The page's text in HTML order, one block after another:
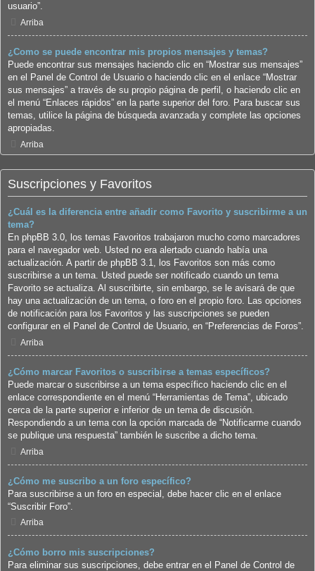
usuario”.
Arriba
¿Como se puede encontrar mis propios mensajes y temas?
Puede encontrar sus mensajes haciendo clic en “Mostrar sus mensajes”
en el Panel de Control de Usuario o haciendo clic en el enlace “Mostrar
sus mensajes” a través de su propio página de perfil, o haciendo clic en
el menú “Enlaces rápidos” en la parte superior del foro. Para buscar sus
temas, utilice la página de búsqueda avanzada y complete las opciones
apropiadas.
Arriba
Suscripciones y Favoritos
¿Cuál es la diferencia entre añadir como Favorito y suscribirme a un
tema?
En phpBB 3.0, los temas Favoritos trabajaron mucho como marcadores
para el navegador web. Usted no era alertado cuando había una
actualización. A partir de phpBB 3.1, los Favoritos son más como
suscribirse a un tema. Usted puede ser notificado cuando un tema
Favorito se actualiza. Al suscribirte, sin embargo, se le avisará de que
hay una actualización de un tema, o foro en el propio foro. Las opciones
de notificación para los Favoritos y las suscripciones se pueden
configurar en el Panel de Control de Usuario, en “Preferencias de Foros”.
Arriba
¿Cómo marcar Favoritos o suscribirse a temas específicos?
Puede marcar o suscribirse a un tema específico haciendo clic en el
enlace correspondiente en el menú “Herramientas de Tema”, ubicado
cerca de la parte superior e inferior de un tema de discusión.
Respondiendo a un tema con la opción marcada de “Notificarme cuando
se publique una respuesta” también le suscribe a dicho tema.
Arriba
¿Cómo me suscribo a un foro específico?
Para suscribirse a un foro en especial, debe hacer clic en el enlace
“Suscribir Foro”.
Arriba
¿Cómo borro mis suscripciones?
Para eliminar sus suscripciones, debe entrar en el Panel de Control de